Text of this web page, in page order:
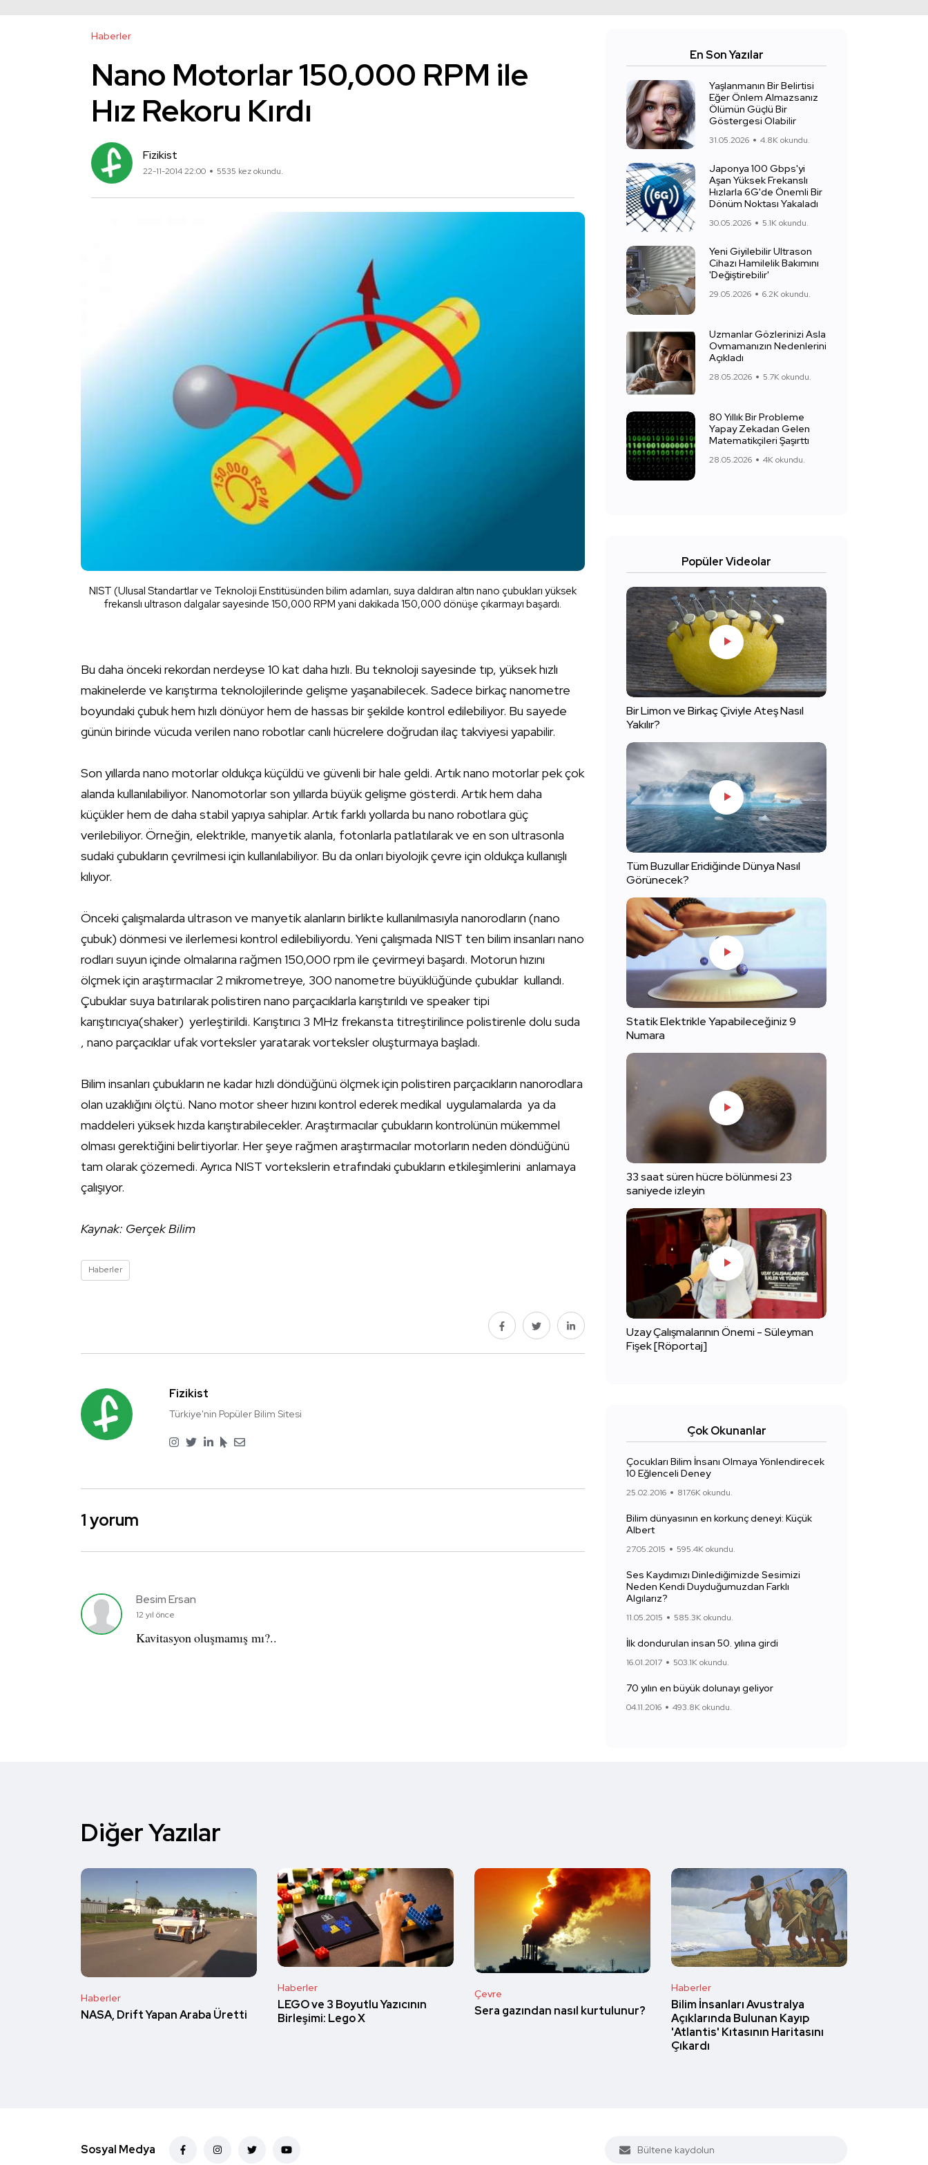
Haberler
Nano Motorlar 150,000 RPM ile
Hız Rekoru Kırdı
Fizikist
22-11-2014 22:00 5535 kez okundu.
NIST (Ulusal Standartlar ve Teknoloji Enstitüsünden bilim adamları, suya daldıran altın nano çubukları yüksek
frekanslı ultrason dalgalar sayesinde 150,000 RPM yani dakikada 150,000 dönüşe çıkarmayı başardı.
Bu daha önceki rekordan nerdeyse 10 kat daha hızlı. Bu teknoloji sayesinde tıp, yüksek hızlı
makinelerde ve karıştırma teknolojilerinde gelişme yaşanabilecek. Sadece birkaç nanometre
boyundaki çubuk hem hızlı dönüyor hem de hassas bir şekilde kontrol edilebiliyor. Bu sayede
günün birinde vücuda verilen nano robotlar canlı hücrelere doğrudan ilaç takviyesi yapabilir.
Son yıllarda nano motorlar oldukça küçüldü ve güvenli bir hale geldi. Artık nano motorlar pek çok
alanda kullanılabiliyor. Nanomotorlar son yıllarda büyük gelişme gösterdi. Artık hem daha
küçükler hem de daha stabil yapıya sahiplar. Artık farklı yollarda bu nano robotlara güç
verilebiliyor. Örneğin, elektrikle, manyetik alanla, fotonlarla patlatılarak ve en son ultrasonla
sudaki çubukların çevrilmesi için kullanılabiliyor. Bu da onları biyolojik çevre için oldukça kullanışlı
kılıyor.
Önceki çalışmalarda ultrason ve manyetik alanların birlikte kullanılmasıyla nanorodların (nano
çubuk) dönmesi ve ilerlemesi kontrol edilebiliyordu. Yeni çalışmada NIST ten bilim insanları nano
rodları suyun içinde olmalarına rağmen 150,000 rpm ile çevirmeyi başardı. Motorun hızını
ölçmek için araştırmacılar 2 mikrometreye, 300 nanometre büyüklüğünde çubuklar kullandı.
Çubuklar suya batırılarak polistiren nano parçacıklarla karıştırıldı ve speaker tipi
karıştırıcıya(shaker) yerleştirildi. Karıştırıcı 3 MHz frekansta titreştirilince polistirenle dolu suda
, nano parçacıklar ufak vorteksler yaratarak vorteksler oluşturmaya başladı.
Bilim insanları çubukların ne kadar hızlı döndüğünü ölçmek için polistiren parçacıkların nanorodlara
olan uzaklığını ölçtü. Nano motor sheer hızını kontrol ederek medikal uygulamalarda ya da
maddeleri yüksek hızda karıştırabilecekler. Araştırmacılar çubukların kontrolünün mükemmel
olması gerektiğini belirtiyorlar. Her şeye rağmen araştırmacılar motorların neden döndüğünü
tam olarak çözemedi. Ayrıca NIST vortekslerin etrafındaki çubukların etkileşimlerini anlamaya
çalışıyor.
Kaynak: Gerçek Bilim
Haberler
Fizikist
Türkiye'nin Popüler Bilim Sitesi
1 yorum
Besim Ersan
12 yıl önce
Kavitasyon oluşmamış mı?..
En Son Yazılar
Yaşlanmanın Bir Belirtisi
Eğer Önlem Almazsanız
Ölümün Güçlü Bir
Göstergesi Olabilir
31.05.2026 4.8K okundu.
Japonya 100 Gbps'yi
Aşan Yüksek Frekanslı
Hızlarla 6G'de Önemli Bir
Dönüm Noktası Yakaladı
30.05.2026 5.1K okundu.
Yeni Giyilebilir Ultrason
Cihazı Hamilelik Bakımını
'Değiştirebilir'
29.05.2026 6.2K okundu.
Uzmanlar Gözlerinizi Asla
Ovmamanızın Nedenlerini
Açıkladı
28.05.2026 5.7K okundu.
80 Yıllık Bir Probleme
Yapay Zekadan Gelen
Matematikçileri Şaşırttı
28.05.2026 4K okundu.
Popüler Videolar
Bir Limon ve Birkaç Çiviyle Ateş Nasıl
Yakılır?
Tüm Buzullar Eridiğinde Dünya Nasıl
Görünecek?
Statik Elektrikle Yapabileceğiniz 9
Numara
33 saat süren hücre bölünmesi 23
saniyede izleyin
Uzay Çalışmalarının Önemi - Süleyman
Fişek [Röportaj]
Çok Okunanlar
Çocukları Bilim İnsanı Olmaya Yönlendirecek
10 Eğlenceli Deney
25.02.2016 817.6K okundu.
Bilim dünyasının en korkunç deneyi: Küçük
Albert
27.05.2015 595.4K okundu.
Ses Kaydımızı Dinlediğimizde Sesimizi
Neden Kendi Duyduğumuzdan Farklı
Algılarız?
11.05.2015 585.3K okundu.
İlk dondurulan insan 50. yılına girdi
16.01.2017 503.1K okundu.
70 yılın en büyük dolunayı geliyor
04.11.2016 493.8K okundu.
Diğer Yazılar
Haberler
NASA, Drift Yapan Araba Üretti
Haberler
LEGO ve 3 Boyutlu Yazıcının
Birleşimi: Lego X
Çevre
Sera gazından nasıl kurtulunur?
Haberler
Bilim İnsanları Avustralya
Açıklarında Bulunan Kayıp
'Atlantis' Kıtasının Haritasını
Çıkardı
Sosyal Medya